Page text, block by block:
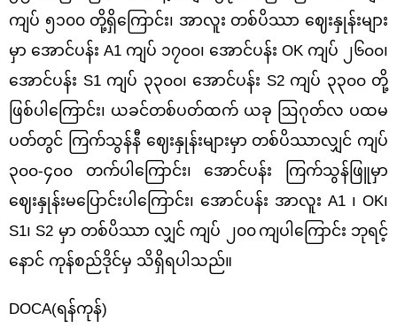
ကျပ် ၅၁၀၀ တို့ရှိကြောင်း၊ အာလူး တစ်ပိဿာ ဈေးနှုန်းများ
မှာ အောင်ပန်း A1 ကျပ် ၁၇၀၀၊ အောင်ပန်း OK ကျပ် ၂၆၀၀၊
အောင်ပန်း S1 ကျပ် ၃၃၀၀၊ အောင်ပန်း S2 ကျပ် ၃၃၀၀ တို့
ဖြစ်ပါကြောင်း၊ ယခင်တစ်ပတ်ထက် ယခု ဩဂုတ်လ ပထမ
ပတ်တွင် ကြက်သွန်နီ ဈေးနှုန်းများမှာ တစ်ပိဿာလျှင် ကျပ်
၃၀၀-၄၀၀ တက်ပါကြောင်း၊ အောင်ပန်း
ကြက်သွန်ဖြူမှာ
ဈေးနှုန်းမပြောင်းပါ ကြောင်း၊ အောင်ပန်း အာလူး A1 ၊ OK၊
S1၊ S2 မှာ တစ်ပိဿာ လျှင် ကျပ် ၂၀၀ ကျပါကြောင်း ဘုရင့်
နောင် ကုန်စည်ဒိုင်မှ သိရှိရပါသည်။
DOCA(ရန်ကုန်)